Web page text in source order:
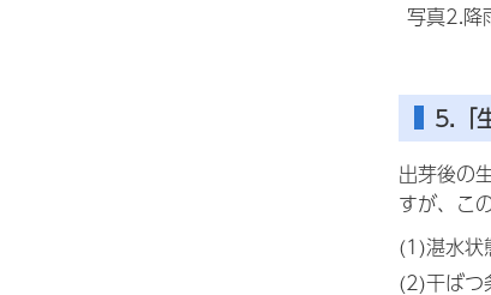
写真2.降
5.「
出芽後の
すが、こ
(1)湛水状
(2)干ばつ